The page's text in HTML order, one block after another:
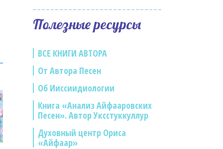
Полезные ресурсы
ВСЕ КНИГИ АВТОРА
От Автора Песен
Об Ииссиидиологии
Книга «Анализ Айфааровских
Песен». Автор Уксстуккуллур
Духовный центр Ориса
«Айфаар»